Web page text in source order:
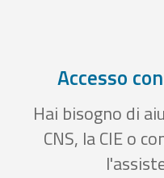
Accesso
Hai bisogno di
CNS, la CIE o